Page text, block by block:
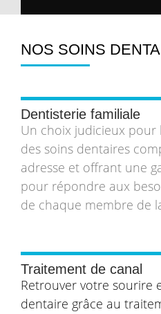
NOS SOINS
Dentisterie familiale
Un choix judicieux pour
des soins dentaires
adresse et offrant une
pour répondre aux
de chaque membre de
Traitement de canal
Retrouver votre sourire
dentaire grâce au